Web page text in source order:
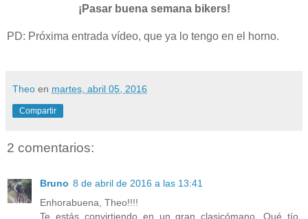
¡Pasar buena semana bikers!
PD: Próxima entrada vídeo, que ya lo tengo en el horno.
Theo en martes, abril 05, 2016
Compartir
2 comentarios:
Bruno 8 de abril de 2016 a las 13:41
Enhorabuena, Theo!!!!
Te estás convirtiendo en un gran clasicómano. Qué tío,